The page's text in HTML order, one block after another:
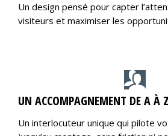
Un design pensé pour capter
visiteurs et maximiser les
UN ACCOMPAGNEMENT DE A À Z
Un interlocuteur unique qui pilote